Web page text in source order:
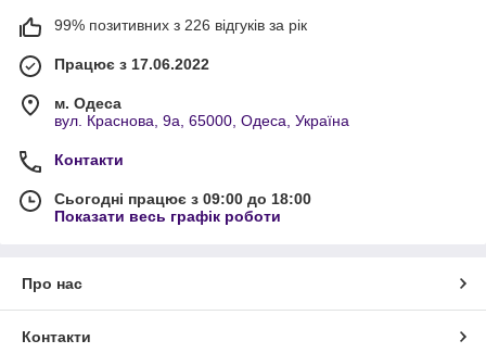
99% позитивних з 226 відгуків за рік
Працює з 17.06.2022
м. Одеса
вул. Краснова, 9а, 65000, Одеса, Україна
Контакти
Сьогодні працює з 09:00 до 18:00
Показати весь графік роботи
Про нас
Контакти